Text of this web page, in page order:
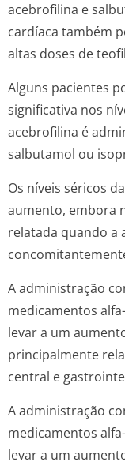
acebrofilina e
cardíaca também
altas doses de
Alguns pacientes
significativa nos
acebrofilina é
salbutamol ou
Os níveis séricos
aumento, embora
relatada quando a
A administração
medicamentos
levar a um
principalmente
central e
A administração
medicamentos
levar a um